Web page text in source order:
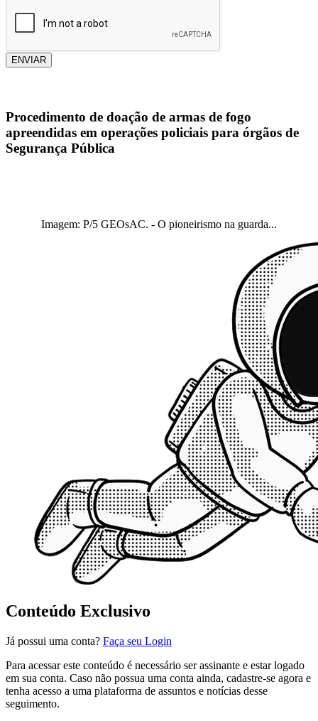
ENVIAR
Procedimento de doação de armas de fogo
apreendidas em operações policiais para órgãos de
Segurança Pública
Imagem: P/5 GEOsAC. - O pioneirismo na guarda...
Conteúdo Exclusivo
Já possui uma conta? Faça seu Login
Para acessar este conteúdo é necessário ser assinante e estar logado
em sua conta. Caso não possua uma conta ainda, cadastre-se agora e
tenha acesso a uma plataforma de assuntos e notícias desse
seguimento.